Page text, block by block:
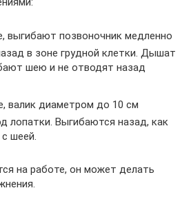
выгибают позвоночник медленно
в зоне грудной клетки. Дышат
шею и не отводят назад
валик диаметром до 10 см
лопатки. Выгибаются назад, как
шеей.
на работе, он может делать